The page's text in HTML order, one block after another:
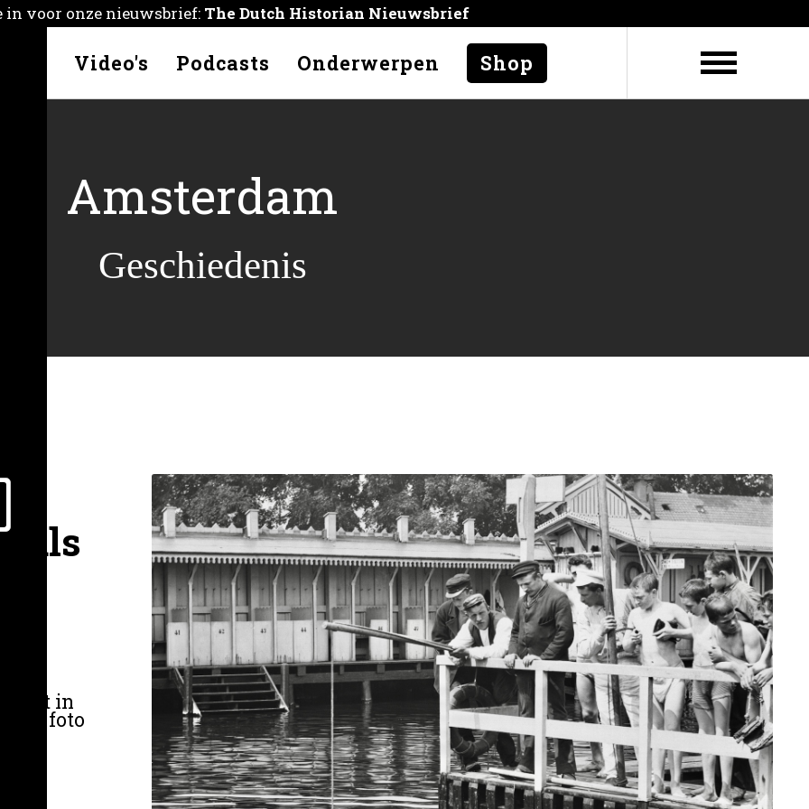
in voor onze nieuwsbrief: The Dutch Historian Nieuwsbrief
Video's Podcasts Onderwerpen Shop
Amsterdam
Geschiedenis
als
uit in
foto